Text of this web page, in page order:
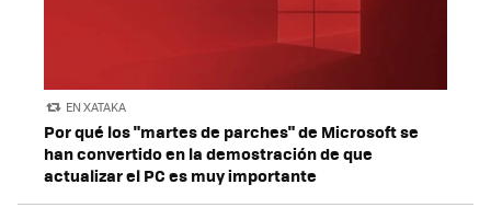
EN XATAKA
Por qué los "martes de parches" de Microsoft se
han convertido en la demostración de que
actualizar el PC es muy importante